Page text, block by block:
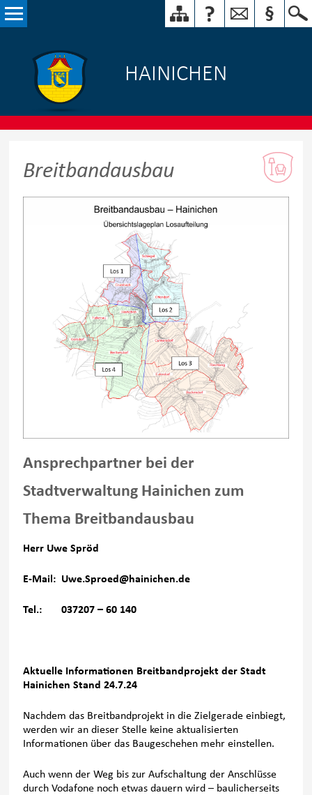
HAINICHEN
Breitbandausbau
Ansprechpartner bei der
Stadtverwaltung Hainichen zum
Thema Breitbandausbau
Herr Uwe Spröd
E-Mail: Uwe.Sproed@hainichen.de
Tel.: 037207 – 60 140
Aktuelle Informationen Breitbandprojekt der Stadt
Hainichen Stand 24.7.24
Nachdem das Breitbandprojekt in die Zielgerade einbiegt,
werden wir an dieser Stelle keine aktualisierten
Informationen über das Baugeschehen mehr einstellen.
Auch wenn der Weg bis zur Aufschaltung der Anschlüsse
durch Vodafone noch etwas dauern wird – baulicherseits